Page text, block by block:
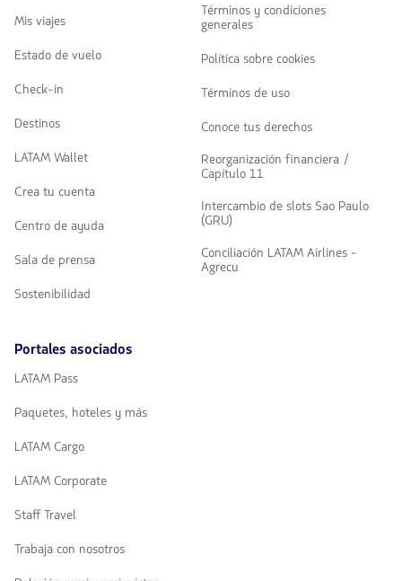
Mis viajes
Estado de vuelo
Check-in
Destinos
LATAM Wallet
Crea tu cuenta
Centro de ayuda
Sala de prensa
Sostenibilidad
Términos y condiciones
generales
Política sobre cookies
Términos de uso
Conoce tus derechos
Reorganización financiera /
Capítulo 11
Intercambio de slots Sao Paulo
(GRU)
Conciliación LATAM Airlines -
Agrecu
Portales asociados
LATAM Pass
Paquetes, hoteles y más
LATAM Cargo
LATAM Corporate
Staff Travel
Trabaja con nosotros